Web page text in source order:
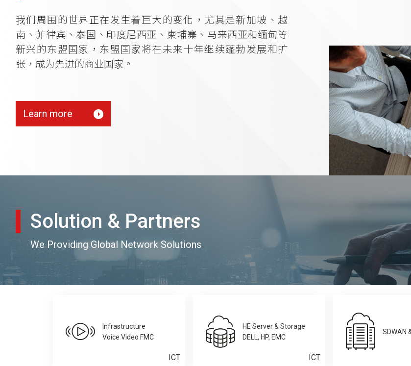
我们周围的世界正在发生着巨大的变化，尤其是新加坡、越
南、菲律宾、泰国、印度尼西亚、柬埔寨、马来西亚和缅甸等
新兴的东盟国家，东盟国家将在未来十年继续蓬勃发展和扩
张，成为先进的商业国家。
Learn more
Solution & Partners
We Providing Global Network Solutions
Infrastructure
Voice Video FMC
ICT
HE Server & Storage
DELL, HP, EMC
ICT
SDWAN